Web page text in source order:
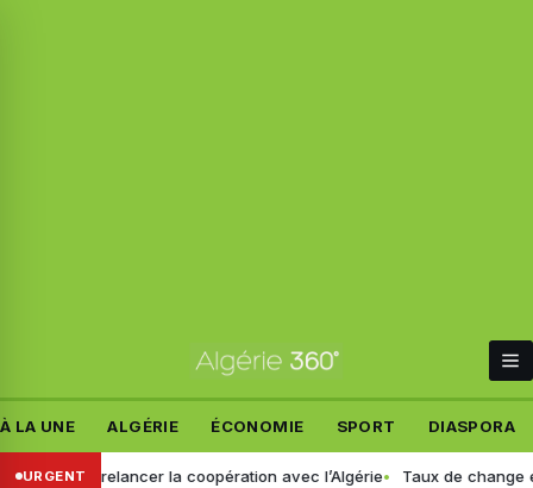
À LA UNE ALGÉRIE ÉCONOMIE SPORT DIASPORA
URGENT
à relancer la coopération avec l’Algérie Taux de change en